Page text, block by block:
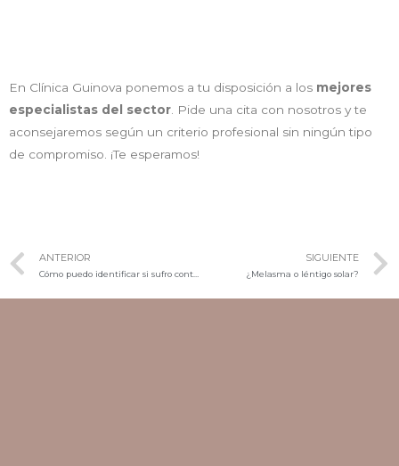
En Clínica Guinova ponemos a tu disposición a los mejores
especialistas del sector . Pide una cita con nosotros y te
aconsejaremos según un criterio profesional sin ningún tipo
de compromiso. ¡Te esperamos!
ANTERIOR
Cómo puedo identificar si sufro contracturas
SIGUIENTE
¿Melasma o léntigo solar?